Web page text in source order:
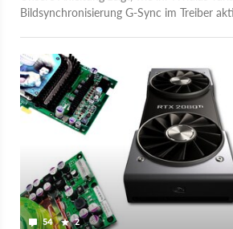
Bildsynchronisierung G-Sync im Treiber
54 2